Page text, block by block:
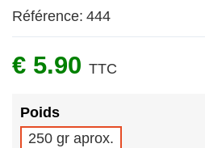
Référence: 444
€ 5.90 TTC
Poids
250 gr aprox.